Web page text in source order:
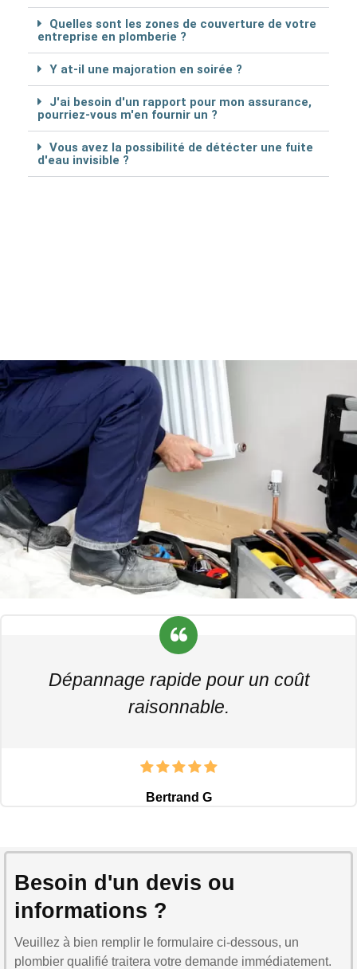
Quelles sont les zones de couverture de votre
entreprise en plomberie ?
Y at-il une majoration en soirée ?
J'ai besoin d'un rapport pour mon assurance,
pourriez-vous m'en fournir un ?
Vous avez la possibilité de détécter une fuite
d'eau invisible ?
Dépannage rapide pour un coût
raisonnable.
Bertrand G
Besoin d'un devis ou
informations ?
Veuillez à bien remplir le formulaire ci-dessous, un
plombier qualifié traitera votre demande immédiatement.